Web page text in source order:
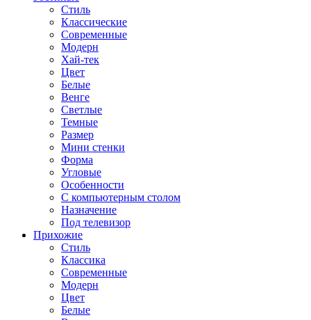
Стиль
Классические
Современные
Модерн
Хай-тек
Цвет
Белые
Венге
Светлые
Темные
Размер
Мини стенки
Форма
Угловые
Особенности
С компьютерным столом
Назначение
Под телевизор
Прихожие
Стиль
Классика
Современные
Модерн
Цвет
Белые